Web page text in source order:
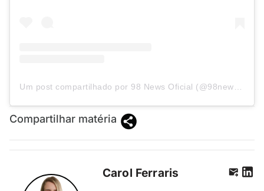
Compartilhar matéria
Carol Ferraris